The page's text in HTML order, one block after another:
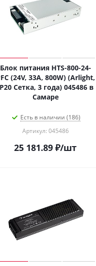
Блок питания HTS-800-24-
(24V, 33A, 800W) (Arlight,
Сетка, 3 года) 045486 в
Самаре
Есть в наличии (186)
Артикул: 045486
25 181.89 ₽/шт